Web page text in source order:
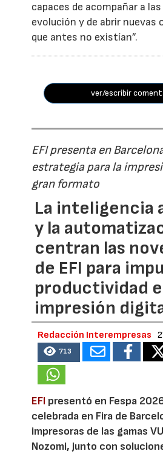
capaces de acompañar a
evolución y de abrir nuevas
que antes no existían”.
ver/escribir
EFI presenta en
estrategia para la
gran formato
La inteligencia
y la
centran las
de EFI para
productividad
impresión
Redacción Interempresas
713
EFI presentó en Fespa
celebrada en Fira de
impresoras de las gamas
Nozomi, junto con